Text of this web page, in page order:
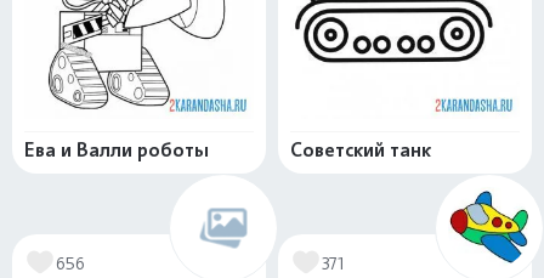
Ева и Валли роботы Советский танк
656 371